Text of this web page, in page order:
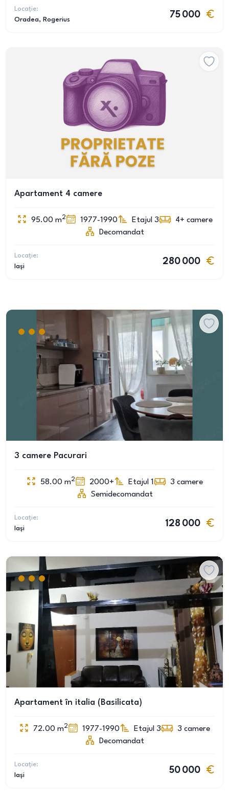
Locație:
Oradea, Rogerius
75 000
Apartament 4 camere
95.00 m2 1977-1990 Etajul 3 4+ camere
Decomandat
Locație:
Iași
280 000
3 camere Pacurari
58.00 m2 2000+ Etajul 1 3 camere
Semidecomandat
Locație:
Iași
128 000
Apartament în italia (Basilicata)
72.00 m2 1977-1990 Etajul 3 3 camere
Decomandat
Locație:
Iași
50 000